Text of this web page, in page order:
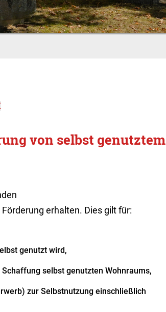
von selbst genutztem
erhalten. Dies gilt für:
genutzt wird,
selbst genutzten Wohnraums,
zur Selbstnutzung einschließlich